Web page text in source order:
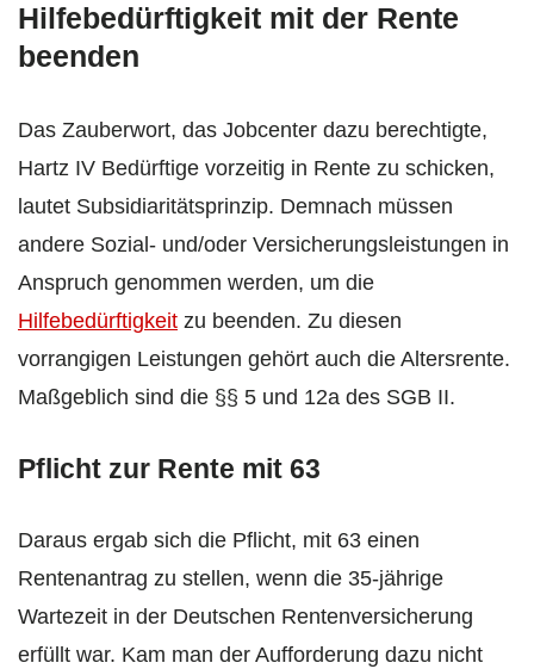
Hilfebedürftigkeit mit der Rente
beenden
Das Zauberwort, das Jobcenter dazu berechtigte,
Hartz IV Bedürftige vorzeitig in Rente zu schicken,
lautet Subsidiaritätsprinzip. Demnach müssen
andere Sozial- und/oder Versicherungsleistungen in
Anspruch genommen werden, um die
Hilfebedürftigkeit zu beenden. Zu diesen
vorrangigen Leistungen gehört auch die Altersrente.
Maßgeblich sind die §§ 5 und 12a des SGB II.
Pflicht zur Rente mit 63
Daraus ergab sich die Pflicht, mit 63 einen
Rentenantrag zu stellen, wenn die 35-jährige
Wartezeit in der Deutschen Rentenversicherung
erfüllt war. Kam man der Aufforderung dazu nicht